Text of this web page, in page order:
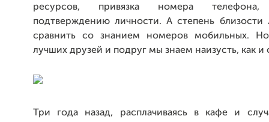
ресурсов, привязка номера телефона,
подтверждению личности. А степень
сравнить со знанием номеров мобильных.
лучших друзей и подруг мы знаем наизусть, как
Три года назад, расплачиваясь в кафе и